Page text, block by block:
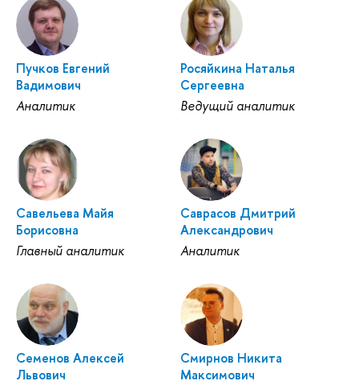
Пучков Евгений
Вадимович
Аналитик
Росяйкина Наталья
Сергеевна
Ведущий аналитик
Савельева Майя
Борисовна
Главный аналитик
Саврасов Дмитрий
Александрович
Аналитик
Семенов Алексей
Львович
Смирнов Никита
Максимович